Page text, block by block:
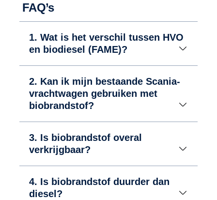
FAQ’s
1. Wat is het verschil tussen HVO
en biodiesel (FAME)?
2. Kan ik mijn bestaande Scania-
vrachtwagen gebruiken met
biobrandstof?
3. Is biobrandstof overal
verkrijgbaar?
4. Is biobrandstof duurder dan
diesel?